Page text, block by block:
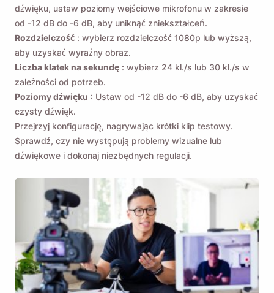
dźwięku, ustaw poziomy wejściowe mikrofonu w zakresie
od -12 dB do -6 dB, aby uniknąć zniekształceń.
Rozdzielczość : wybierz rozdzielczość 1080p lub wyższą,
aby uzyskać wyraźny obraz.
Liczba klatek na sekundę : wybierz 24 kl./s lub 30 kl./s w
zależności od potrzeb.
Poziomy dźwięku : Ustaw od -12 dB do -6 dB, aby uzyskać
czysty dźwięk.
Przejrzyj konfigurację, nagrywając krótki klip testowy.
Sprawdź, czy nie występują problemy wizualne lub
dźwiękowe i dokonaj niezbędnych regulacji.